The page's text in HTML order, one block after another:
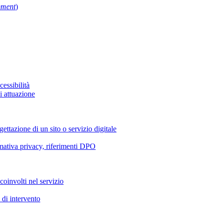
)
attuazione
di un sito o servizio digitale
privacy, riferimenti DPO
nel servizio
di intervento